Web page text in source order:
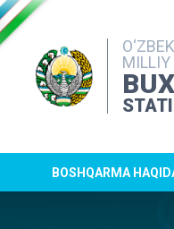
MILLIY
BOSHQARMA